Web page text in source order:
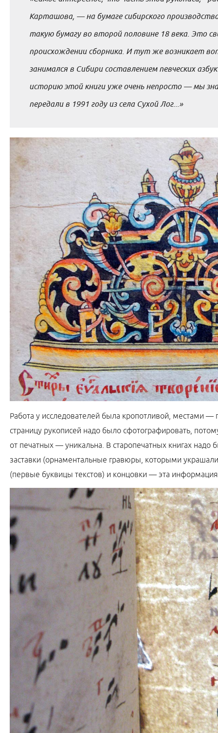
Карташова, — на бумаге сибирского
такую бумагу во второй половине 18 века. Это
происхождении сборника. И тут же возникает
занимался в Сибири составлением певческих
историю этой книги уже очень непросто — мы
передали в 1991 году из села Сухой Лог...»
Работа у исследователей была кропотливой, местами —
страницу рукописей надо было сфотографировать,
от печатных — уникальна. В старопечатных книгах надо
заставки (орнаментальные гравюры, которыми
(первые буквицы текстов) и концовки — эта